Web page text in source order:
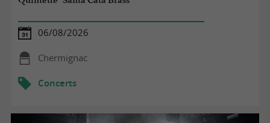
06/08/2026
Chermignac
Concerts